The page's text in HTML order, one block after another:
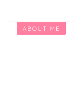
ABOUT ME